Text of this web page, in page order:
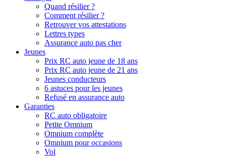
Quand résilier ?
Comment résilier ?
Retrouver vos attestations
Lettres types
Assurance auto pas cher
Jeunes
Prix RC auto jeune de 18 ans
Prix RC auto jeune de 21 ans
Jeunes conducteurs
6 astuces pour les jeunes
Refusé en assurance auto
Garanties
RC auto obligatoire
Petite Omnium
Omnium complète
Omnium pour occasions
Vol